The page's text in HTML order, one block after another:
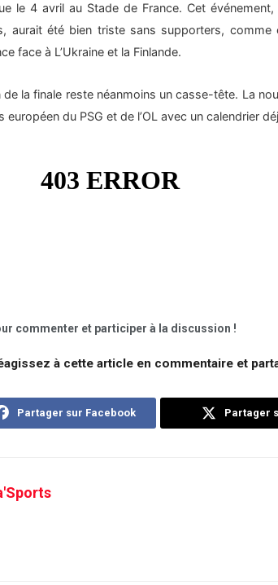
le 4 avril au Stade de France. Cet
aurait été bien triste sans supporters,
face à L’Ukraine et la Finlande.
la finale reste néanmoins un casse-tête. La
européen du PSG et de l’OL avec un calendrier
commenter et participer à la discussion !
à cette article en commentaire et
Partager sur Facebook Partager